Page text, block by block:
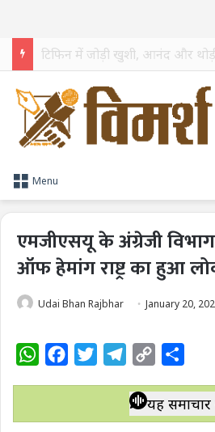
Menu
एमजीएसयू के अंग्रेजी
ऑफ हेमांग राष्ट्र का हुआ
Udai Bhan Rajbhar January 20,
W
t
e
t
l
e
p
y
a
r
यह